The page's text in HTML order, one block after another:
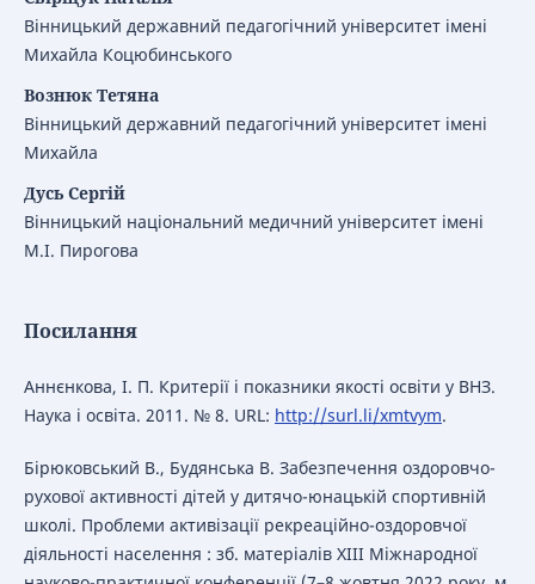
Вінницький державний педагогічний університет імені
Михайла Коцюбинського
Вознюк Тетяна
Вінницький державний педагогічний університет імені
Михайла
Дусь Сергій
Вінницький національний медичний університет імені
М.І. Пирогова
Посилання
Аннєнкова, І. П. Критерії і показники якості освіти у ВНЗ.
Наука і освіта. 2011. № 8. URL: http://surl.li/xmtvym.
Бірюковський В., Будянська В. Забезпечення оздоровчо-
рухової активності дітей у дитячо-юнацькій спортивній
школі. Проблеми активізації рекреаційно-оздоровчої
діяльності населення : зб. матеріалів ХІІІ Міжнародної